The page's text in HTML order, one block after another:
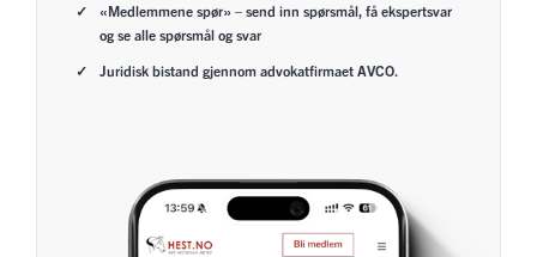
«Medlemmene spør» – send inn spørsmål, få ekspertsvar
og se alle spørsmål og svar
Juridisk bistand gjennom advokatfirmaet AVCO.